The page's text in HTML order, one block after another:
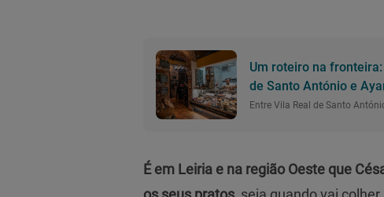
Um roteiro na
de Santo António e
Entre Vila Real de Santo
É em Leiria e na região Oeste que